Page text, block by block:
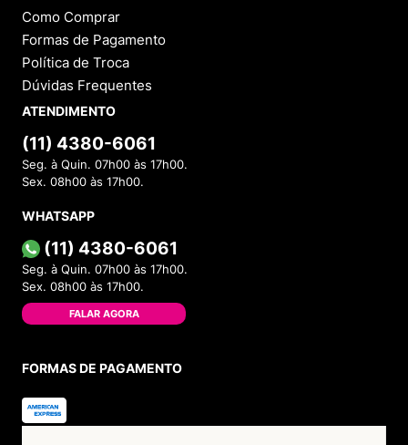
Como Comprar
Formas de Pagamento
Política de Troca
Dúvidas Frequentes
ATENDIMENTO
(11) 4380-6061
Seg. à Quin. 07h00 às 17h00.
Sex. 08h00 às 17h00.
WHATSAPP
(11) 4380-6061
Seg. à Quin. 07h00 às 17h00.
Sex. 08h00 às 17h00.
FALAR AGORA
FORMAS DE PAGAMENTO